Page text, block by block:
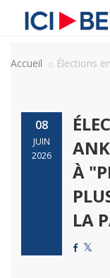
Accueil Élections
08
JUIN
2026
À
LA